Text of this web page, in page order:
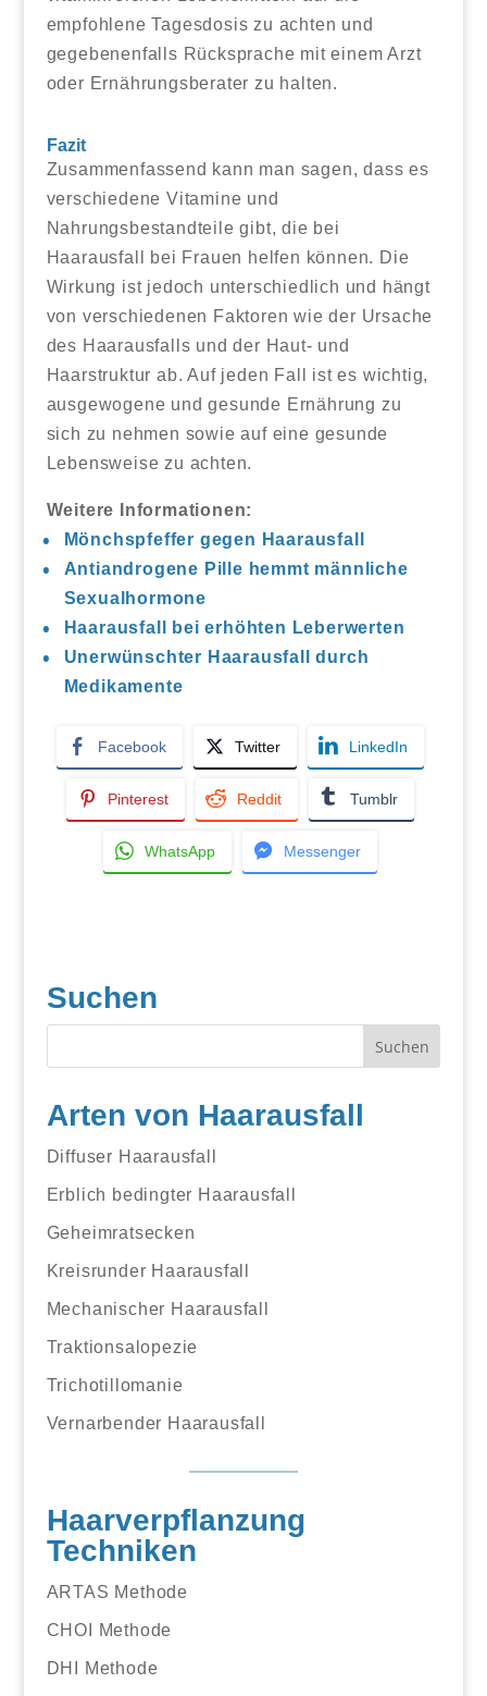
empfohlene Tagesdosis zu achten und
gegebenenfalls Rücksprache mit einem Arzt
oder Ernährungsberater zu halten.
Fazit
Zusammenfassend kann man sagen, dass es
verschiedene Vitamine und
Nahrungsbestandteile gibt, die bei
Haarausfall bei Frauen helfen können. Die
Wirkung ist jedoch unterschiedlich und hängt
von verschiedenen Faktoren wie der Ursache
des Haarausfalls und der Haut- und
Haarstruktur ab. Auf jeden Fall ist es wichtig,
ausgewogene und gesunde Ernährung zu
sich zu nehmen sowie auf eine gesunde
Lebensweise zu achten.
Weitere Informationen:
Mönchspfeffer gegen Haarausfall
Antiandrogene Pille hemmt männliche
Sexualhormone
Haarausfall bei erhöhten Leberwerten
Unerwünschter Haarausfall durch
Medikamente
Facebook Twitter LinkedIn
Pinterest Reddit Tumblr
WhatsApp Messenger
Suchen
Arten von Haarausfall
Diffuser Haarausfall
Erblich bedingter Haarausfall
Geheimratsecken
Kreisrunder Haarausfall
Mechanischer Haarausfall
Traktionsalopezie
Trichotillomanie
Vernarbender Haarausfall
Haarverpflanzung
Techniken
ARTAS Methode
CHOI Methode
DHI Methode